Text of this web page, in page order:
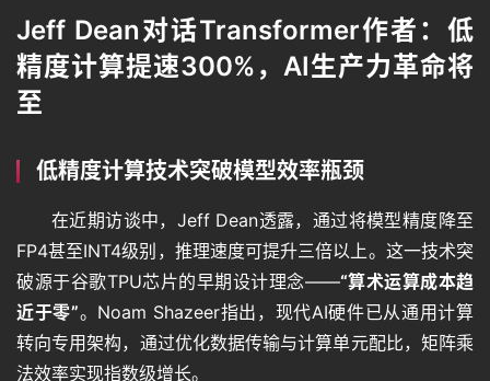
Jeff Dean对话Transformer作者：低
精度计算提速300%，AI生产力革命将
至
低精度计算技术突破模型效率瓶颈
在近期访谈中，Jeff Dean透露，通过将模型精度降至
FP4甚至INT4级别，推理速度可提升三倍以上。这一技术突
破源于谷歌TPU芯片的早期设计理念——“算术运算成本趋
近于零”。Noam Shazeer指出，现代AI硬件已从通用计算
转向专用架构，通过优化数据传输与计算单元配比，矩阵乘
法效率实现指数级增长。